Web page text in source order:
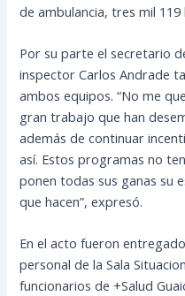
de ambulancia, tres mil 119
Por su parte el secretario
inspector Carlos Andrade
ambos equipos. “No me
gran trabajo que han
además de continuar
así. Estos programas no
ponen todas sus ganas su
que hacen”, expresó.
En el acto fueron
personal de la Sala
funcionarios de +Salud